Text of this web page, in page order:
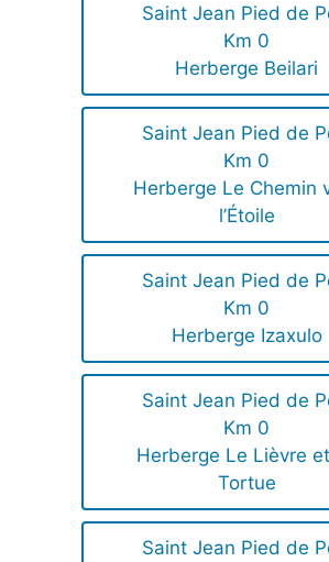
Saint Jean Pied de
Km 0
Herberge Beilari
Saint Jean Pied de
Km 0
Herberge Le Chemin
l’Étoile
Saint Jean Pied de
Km 0
Herberge Izaxulo
Saint Jean Pied de
Km 0
Herberge Le Lièvre
Tortue
Saint Jean Pied de